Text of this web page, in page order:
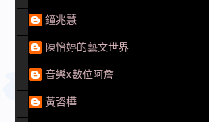
鐘兆慧
陳怡婷的藝文世界
音樂x數位阿詹
黃咨樺